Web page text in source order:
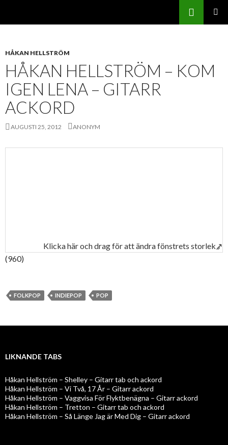
HÅKAN HELLSTRÖM
HÅKAN HELLSTRÖM – KOM
IGEN LENA – GITARR
ACKORD
AUGUSTI 25, 2012 ANONYM
Klicka här och drag för att ändra fönstrets storlek↗
(960)
FOLKPOP INDIEPOP POP
LIKNANDE TABS
Håkan Hellström – Shelley – Gitarr tab och ackord
Håkan Hellström – Vi Två, 17 År – Gitarr ackord
Håkan Hellström – Vaggvisa För Flyktbenägna – Gitarr ackord
Håkan Hellström – Tretton – Gitarr tab och ackord
Håkan Hellström – Så Länge Jag är Med Dig – Gitarr ackord